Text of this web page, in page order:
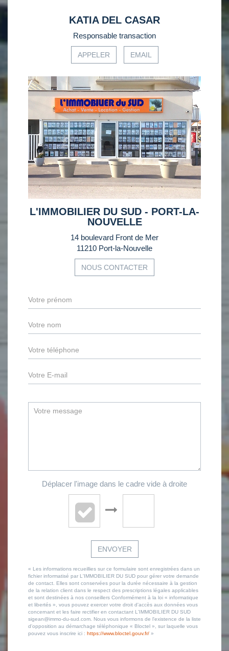
KATIA DEL CASAR
Responsable transaction
APPELER EMAIL
L'IMMOBILIER DU SUD - PORT-LA-
NOUVELLE
14 boulevard Front de Mer
11210 Port-la-Nouvelle
NOUS CONTACTER
Déplacer l'image dans le cadre vide à droite
ENVOYER
« Les informations recueillies sur ce formulaire sont enregistrées dans un
fichier informatisé par L'IMMOBILIER DU SUD pour gérer votre demande
de contact. Elles sont conservées pour la durée nécessaire à la gestion
de la relation client dans le respect des prescriptions légales applicables
et sont destinées à nos conseillers Conformément à la loi « informatique
et libertés », vous pouvez exercer votre droit d'accès aux données vous
concernant et les faire rectifier en contactant L'IMMOBILIER DU SUD
sigean@immo-du-sud.com. Nous vous informons de l'existence de la liste
d'opposition au démarchage téléphonique « Bloctel », sur laquelle vous
pouvez vous inscrire ici : https://www.bloctel.gouv.fr/ »